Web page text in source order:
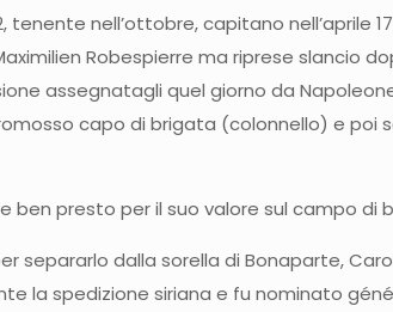
nell’ottobre, capitano nell’aprile
Robespierre ma riprese slancio
assegnatagli quel giorno da
capo di brigata (colonnello) e
ben presto per il suo valore sul campo
separarlo dalla sorella di Bonaparte,
la spedizione siriana e fu nominato